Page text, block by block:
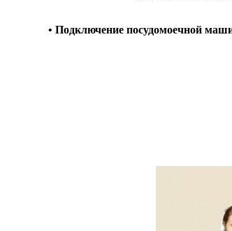
• Подключение посудомоечной